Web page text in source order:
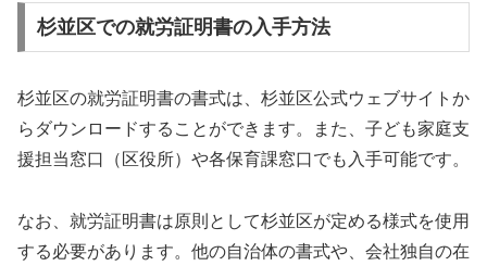
杉並区での就労証明書の入手方法
杉並区の就労証明書の書式は、杉並区公式ウェブサイトか
らダウンロードすることができます。また、子ども家庭支
援担当窓口（区役所）や各保育課窓口でも入手可能です。
なお、就労証明書は原則として杉並区が定める様式を使用
する必要があります。他の自治体の書式や、会社独自の在